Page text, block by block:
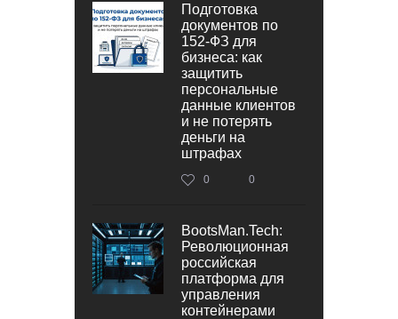
Подготовка
документов по
152‑ФЗ для
бизнеса: как
защитить
персональные
данные клиентов
и не потерять
деньги на
штрафах
0 0
BootsMan.Tech:
Революционная
российская
платформа для
управления
контейнерами